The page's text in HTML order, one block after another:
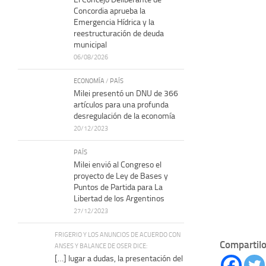
Concordia aprueba la
Emergencia Hídrica y la
reestructuración de deuda
municipal
06/08/2026
ECONOMÍA / PAÍS
Milei presentó un DNU de 366
artículos para una profunda
desregulación de la economía
20/12/2023
PAÍS
Milei envió al Congreso el
proyecto de Ley de Bases y
Puntos de Partida para La
Libertad de los Argentinos
27/12/2023
FRIGERIO Y LOS ANUNCIOS DE ACUERDO CON
ANSES Y BALANCE DE OSER DICE:
[…] lugar a dudas, la presentación del